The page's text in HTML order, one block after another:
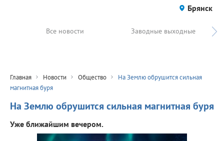
Брянск
Все новости Заводные выходные
Главная Новости Общество
На Землю обрушится сильная
магнитная буря
На Землю обрушится сильная магнитная буря
Уже ближайшим вечером.